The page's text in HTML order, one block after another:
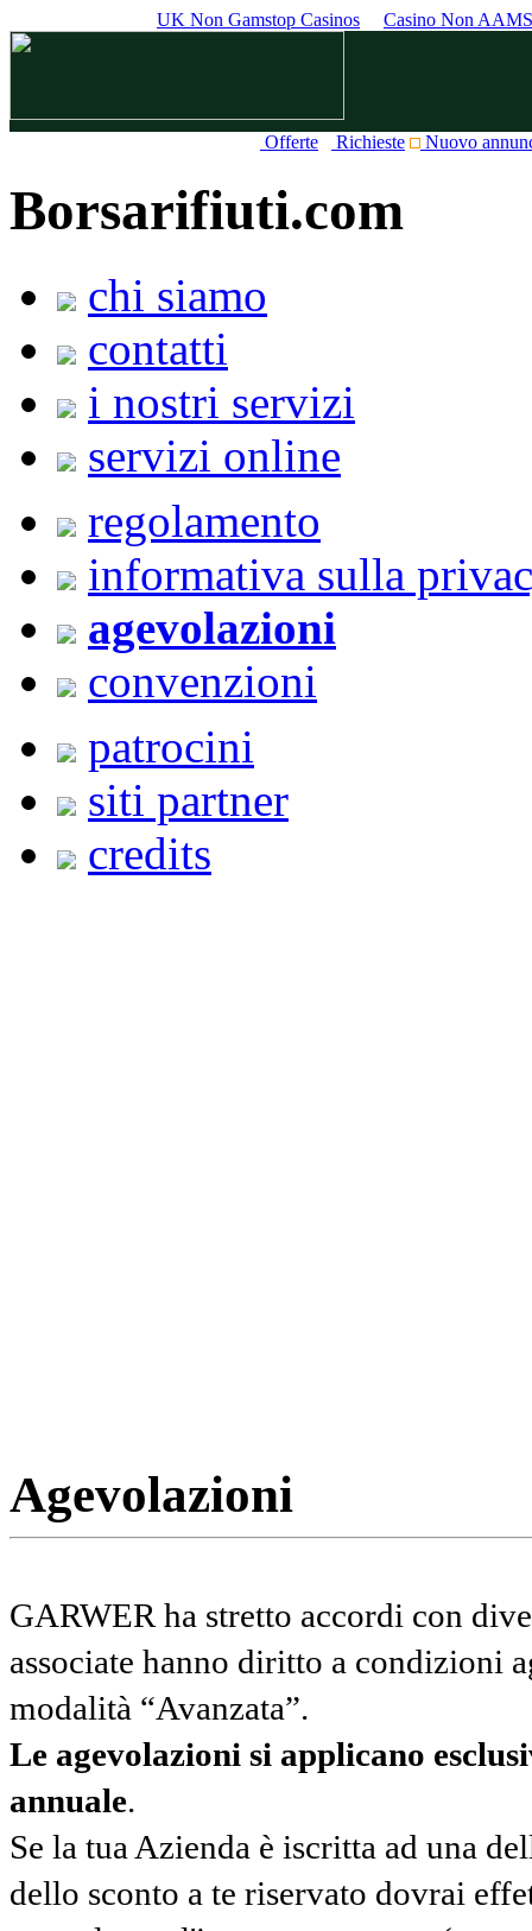
UK Non Gamstop Casinos Casino Non AAMS
Offerte Richieste Nuovo
Borsarifiuti.com
chi siamo
contatti
i nostri servizi
servizi online
regolamento
informativa sulla
agevolazioni
convenzioni
patrocini
siti partner
credits
Agevolazioni
GARWER ha stretto accordi con
associate hanno diritto a condizioni
modalità “Avanzata”.
Le agevolazioni si applicano
annuale.
Se la tua Azienda è iscritta ad una
dello sconto a te riservato dovrai